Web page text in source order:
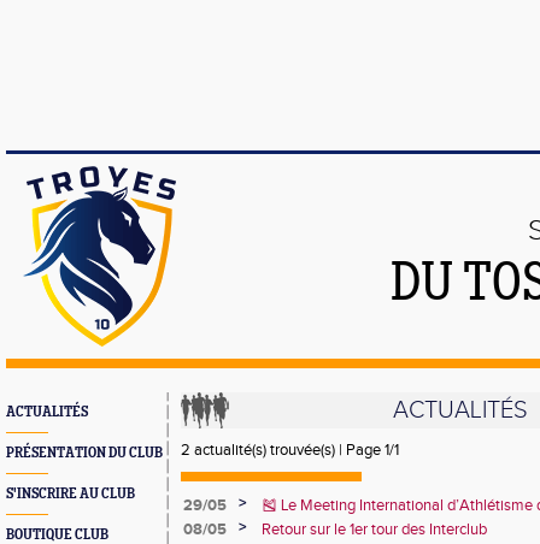
DU
ACTUALITÉS
PRÉSENTATION DU CLUB
S'INSCRIRE AU CLUB
BOUTIQUE CLUB
ACTUALITÉS
2 actualité(s) trouvée(s) | Page 1/1
29/05 >
🎽 Le Meeting International
juin 2025 !
08/05 > Retour sur le 1er tour des Interclub